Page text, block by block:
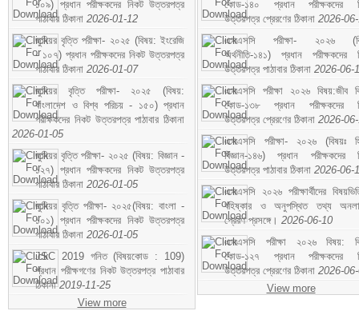
১০৯) প্রধান পরীক্ষকদের নিকট উত্তরপত্র
পাঠাবার ঠিকানা 2026-01-12
জুনিয়র বৃত্তি পরীক্ষা- ২০২৫ (বিষয়: ইংরেজি
- ১০৭) প্রধান পরীক্ষকদের নিকট উত্তরপত্র
পাঠাবার ঠিকানা 2026-01-07
জুনিয়র বৃত্তি পরীক্ষা- ২০২৫ (বিষয়:
বাংলাদেশ ও বিশ্ব পরিচয় - ১৫০) প্রধান
পরীক্ষকদের নিকট উত্তরপত্র পাঠাবার ঠিকানা
2026-01-05
জুনিয়র বৃত্তি পরীক্ষা- ২০২৫ (বিষয়: বিজ্ঞান -
১২৭) প্রধান পরীক্ষকদের নিকট উত্তরপত্র
পাঠাবার ঠিকানা 2026-01-05
জুনিয়র বৃত্তি পরীক্ষা- ২০২৫(বিষয়: বাংলা -
১০১) প্রধান পরীক্ষকদের নিকট উত্তরপত্র
পাঠাবার ঠিকানা 2026-01-05
JSC 2019 গনিত (বিষয়কোড : 109)
প্রধান পরীক্ষগণের নিকট উত্তরপত্র পাঠাবার
ঠিকানা2019-11-25
View more
কোড-১৪০ প্রধান পরীক্ষকদের
উত্তরপত্র প্রেরণের ঠিকানা 2026-
এসএসসি পরীক্ষা- ২০২৬
অর্থনীতি-১৪১) প্রধান পরীক্ষকদের
উত্তরপত্র পাঠাবার ঠিকানা 2026-06-
এসএসসি পরীক্ষা ২০২৬ বিষয়:জীব
কোড-১৩৮ প্রধান পরীক্ষকদের
উত্তরপত্র প্রেরণের ঠিকানা 2026-
এসএসসি পরীক্ষা- ২০২৬ (বিষয়ঃ
বিজ্ঞান-১৪৬) প্রধান পরীক্ষকদের
উত্তরপত্র পাঠাবার ঠিকানা 2026-06-
এসএসসি ২০২৬ পরীক্ষার্থীদের
বহিষ্কার ও অনুপস্থিত তথ্য
প্রেরণ প্রসঙ্গে। 2026-06-10
এসএসসি পরীক্ষা ২০২৬ বিষয়:
কোড-১২৭ প্রধান পরীক্ষকদের
উত্তরপত্র প্রেরণের ঠিকানা 2026-
View more